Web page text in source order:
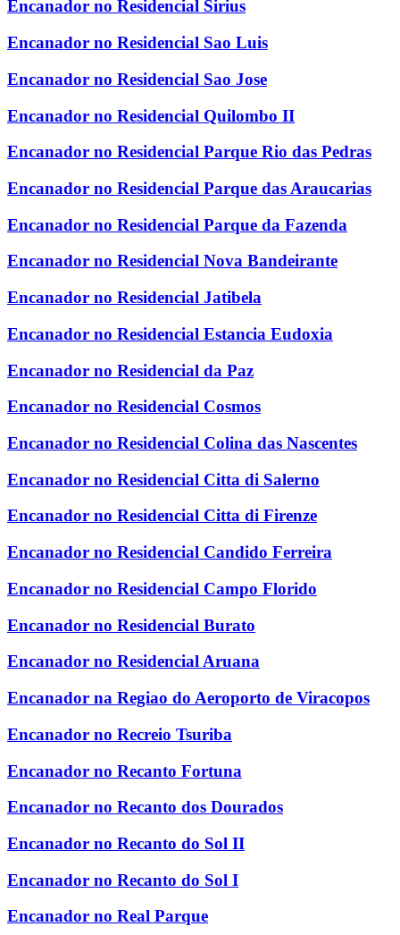
Encanador no Residencial Sirius
Encanador no Residencial Sao Luis
Encanador no Residencial Sao Jose
Encanador no Residencial Quilombo II
Encanador no Residencial Parque Rio das Pedras
Encanador no Residencial Parque das Araucarias
Encanador no Residencial Parque da Fazenda
Encanador no Residencial Nova Bandeirante
Encanador no Residencial Jatibela
Encanador no Residencial Estancia Eudoxia
Encanador no Residencial da Paz
Encanador no Residencial Cosmos
Encanador no Residencial Colina das Nascentes
Encanador no Residencial Citta di Salerno
Encanador no Residencial Citta di Firenze
Encanador no Residencial Candido Ferreira
Encanador no Residencial Campo Florido
Encanador no Residencial Burato
Encanador no Residencial Aruana
Encanador na Regiao do Aeroporto de Viracopos
Encanador no Recreio Tsuriba
Encanador no Recanto Fortuna
Encanador no Recanto dos Dourados
Encanador no Recanto do Sol II
Encanador no Recanto do Sol I
Encanador no Real Parque